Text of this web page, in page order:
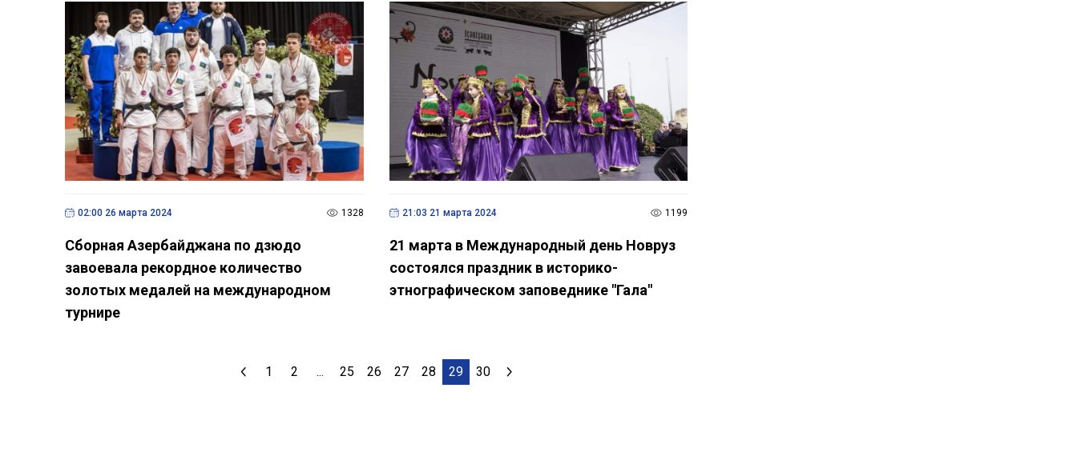
02:00 26 марта 2024 1328
Сборная Азербайджана по дзюдо
завоевала рекордное количество
золотых медалей на международном
турнире
21:03 21 марта 2024 1199
21 марта в Международный день Новруз
состоялся праздник в историко-
этнографическом заповеднике "Гала"
1 2 ... 25 26 27 28 29 30